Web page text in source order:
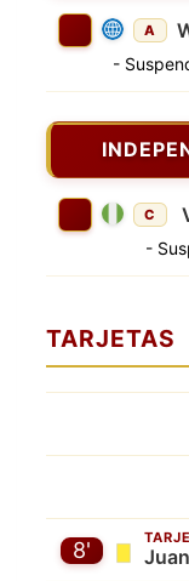
A
-
C
-
TARJETAS
8'